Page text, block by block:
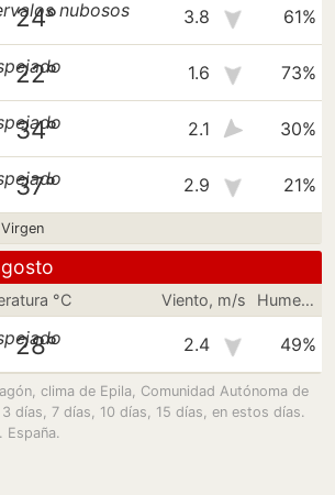
24° 3.8 61%
22° 1.6 73%
34° 2.1 30%
37° 2.9 21%
°C Viento, m/s Humedad
28° 2.4 49%
clima de Epila, Comunidad Autónoma de
días, 7 días, 10 días, 15 días, en estos días.
España.